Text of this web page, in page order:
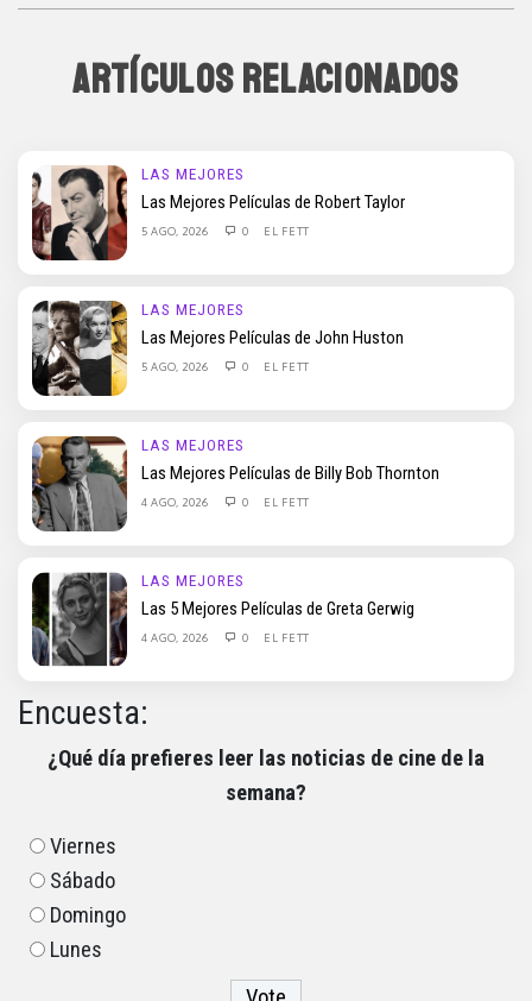
ARTÍCULOS RELACIONADOS
LAS MEJORES
Las Mejores Películas de Robert Taylor
5 AGO, 2026 0 EL FETT
LAS MEJORES
Las Mejores Películas de John Huston
5 AGO, 2026 0 EL FETT
LAS MEJORES
Las Mejores Películas de Billy Bob Thornton
4 AGO, 2026 0 EL FETT
LAS MEJORES
Las 5 Mejores Películas de Greta Gerwig
4 AGO, 2026 0 EL FETT
Encuesta:
¿Qué día prefieres leer las noticias de cine de la
semana?
Viernes
Sábado
Domingo
Lunes